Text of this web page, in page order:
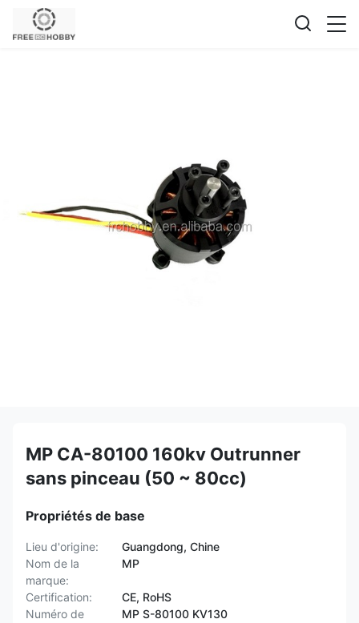
MP CA-80100 160kv Outrunner
sans pinceau (50 ~ 80cc)
Propriétés de base
Lieu d'origine:
Guangdong, Chine
Nom de la
marque:
MP
Certification:
CE, RoHS
Numéro de
MP S-80100 KV130